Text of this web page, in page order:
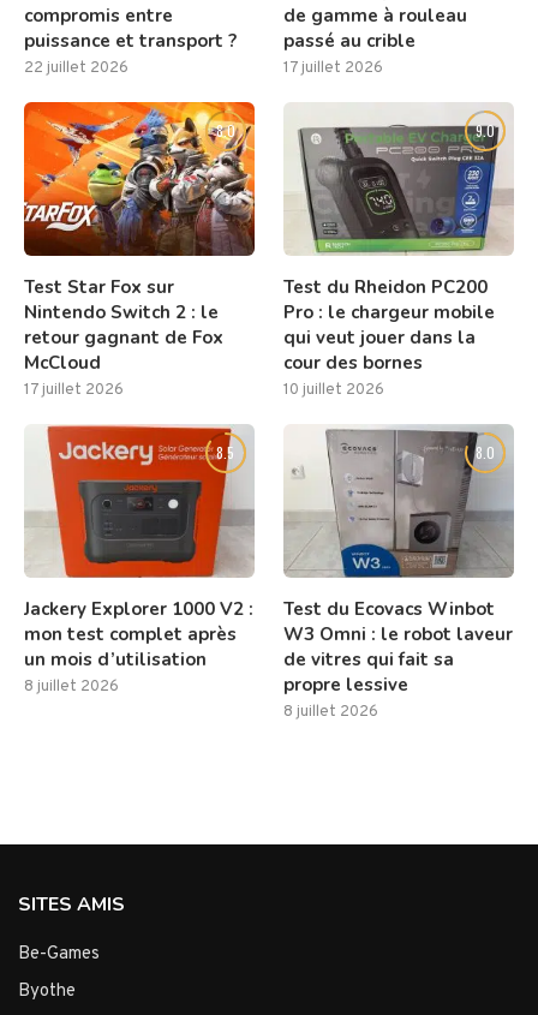
compromis entre
puissance et transport ?
22 juillet 2026
de gamme à rouleau
passé au crible
17 juillet 2026
8.0
Test Star Fox sur
Nintendo Switch 2 : le
retour gagnant de Fox
McCloud
17 juillet 2026
9.0
Test du Rheidon PC200
Pro : le chargeur mobile
qui veut jouer dans la
cour des bornes
10 juillet 2026
8.5
Jackery Explorer 1000 V2 :
mon test complet après
un mois d’utilisation
8 juillet 2026
8.0
Test du Ecovacs Winbot
W3 Omni : le robot laveur
de vitres qui fait sa
propre lessive
8 juillet 2026
SITES AMIS
Be-Games
Byothe